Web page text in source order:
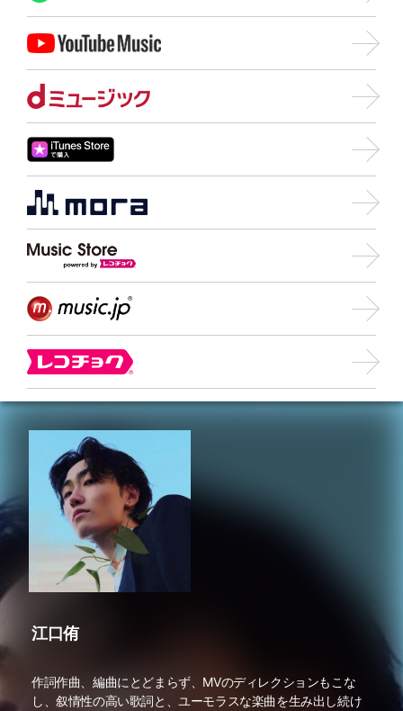
江口侑
作詞作曲、編曲にとどまらず、MVのディレクションもこな
し、叙情性の高い歌詞と、ユーモラスな楽曲を生み出し続け